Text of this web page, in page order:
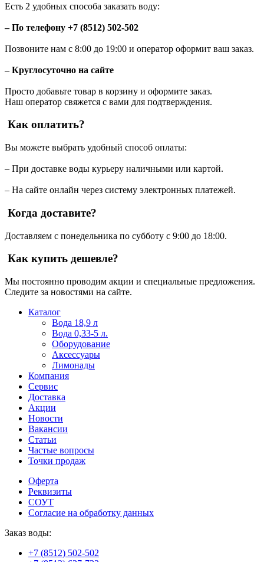
Есть 2 удобных способа заказать воду:
– По телефону +7 (8512) 502-502
Позвоните нам с 8:00 до 19:00 и оператор оформит ваш заказ.
– Круглосуточно на сайте
Просто добавьте товар в корзину и оформите заказ.
Наш оператор свяжется с вами для подтверждения.
Как оплатить?
Вы можете выбрать удобный способ оплаты:
– При доставке воды курьеру наличными или картой.
– На сайте онлайн через систему электронных платежей.
Когда доставите?
Доставляем с понедельника по субботу с 9:00 до 18:00.
Как купить дешевле?
Мы постоянно проводим акции и специальные предложения.
Следите за новостями на сайте.
Пользователи
офіційний
сайт
через
разные
сайты.
можно
встретить
онлайн
казино
среди
обсуждаемых
тем.
Каталог
Вода 18,9 л
Вода 0,33-5 л.
Оборудование
Аксессуары
Лимонады
Компания
Сервис
Доставка
Акции
Новости
Вакансии
Статьи
Частые вопросы
Точки продаж
Оферта
Реквизиты
СОУТ
Согласие на обработку данных
Заказ воды:
+7 (8512) 502-502